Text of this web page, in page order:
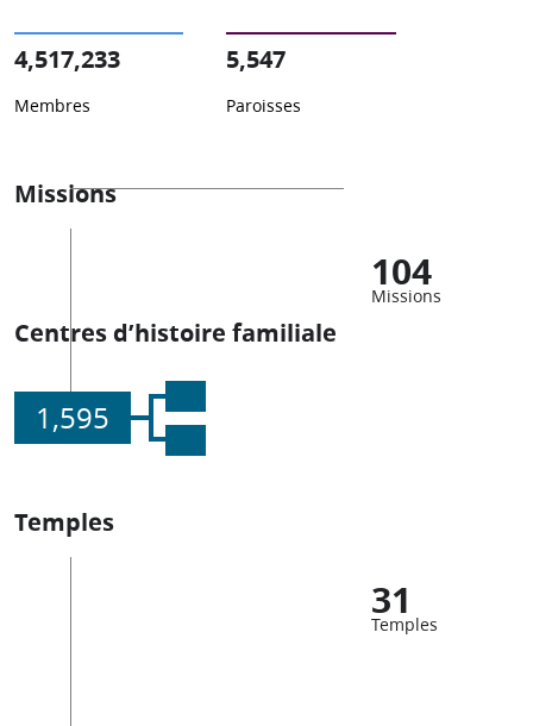
4,517,233
Membres
5,547
Paroisses
Missions
104
Missions
Centres d’histoire familiale
1,595
Temples
31
Temples